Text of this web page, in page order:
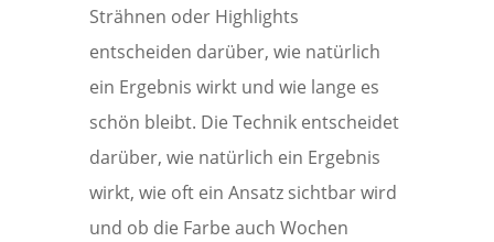
Strähnen oder Highlights
entscheiden darüber, wie natürlich
ein Ergebnis wirkt und wie lange es
schön bleibt. Die Technik entscheidet
darüber, wie natürlich ein Ergebnis
wirkt, wie oft ein Ansatz sichtbar wird
und ob die Farbe auch Wochen